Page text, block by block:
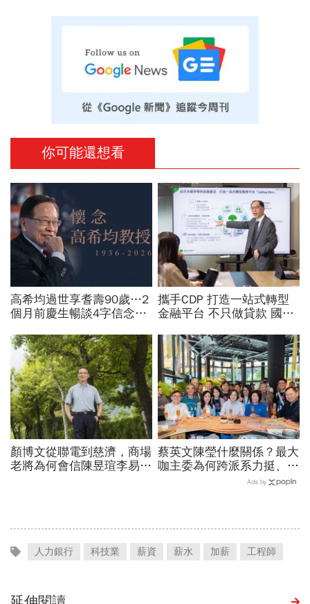
你可能還想看
高希均過世享耆壽90歲…2
個月前慶生暢談4字信念，
福、一切靠自己爭氣
攜手CDP 打造一站式轉型
金融平台 不只做貸款 國泰
顏博文從聯電到慈濟，商場
老將為何會信陳昱瑄李易
蔡英文陳瑩什麼關係？最大
咖主委為何跨派系力挺、連
饒慶鈴都曬合照...同場背後
Ads by
人力銀行 科技業 薪資 薪水 加薪 工程師